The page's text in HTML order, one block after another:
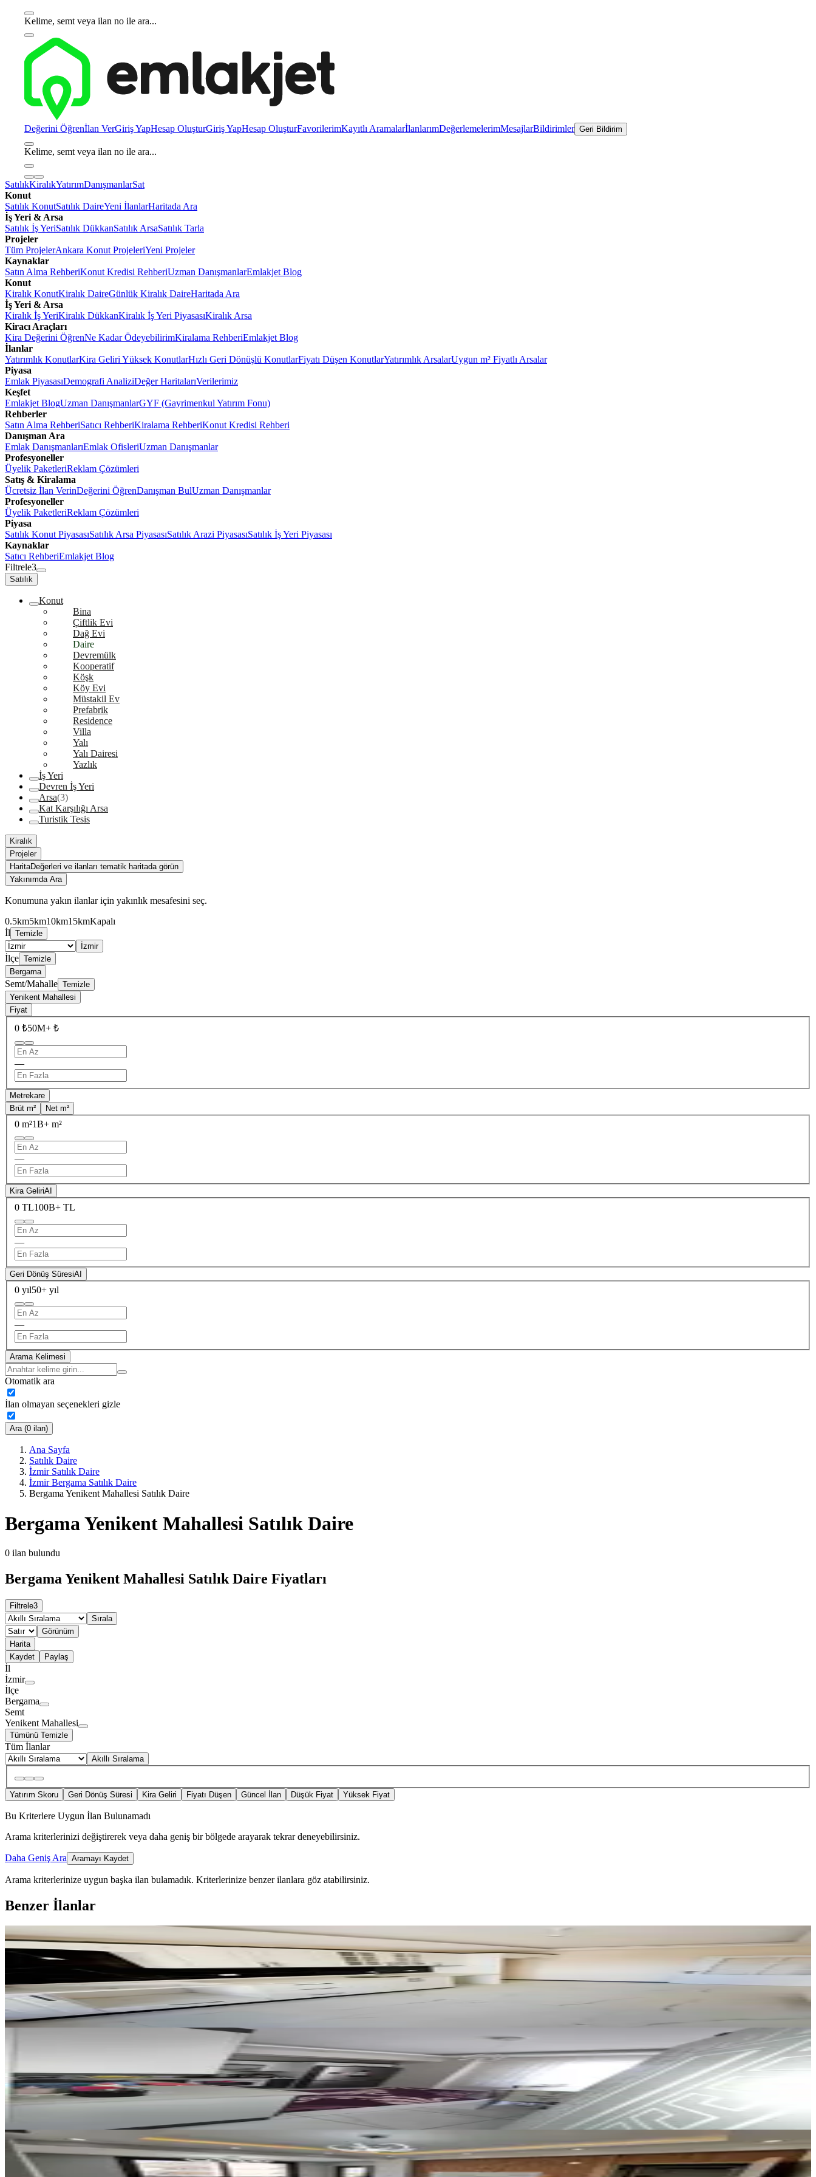
Kelime, semt veya ilan no ile ara...
Değerini Öğrenİlan VerGiriş YapHesap OluşturGiriş YapHesap OluşturFavorilerimKayıtlı AramalarİlanlarımDeğerlemelerimMesajlarBildirimler Geri Bildirim
Kelime, semt veya ilan no ile ara...
SatılıkKiralıkYatırımDanışmanlarSat
Konut
Satılık KonutSatılık DaireYeni İlanlarHaritada Ara
İş Yeri & Arsa
Satılık İş YeriSatılık DükkanSatılık ArsaSatılık Tarla
Projeler
Tüm ProjelerAnkara Konut ProjeleriYeni Projeler
Kaynaklar
Satın Alma RehberiKonut Kredisi RehberiUzman DanışmanlarEmlakjet Blog
Konut
Kiralık KonutKiralık DaireGünlük Kiralık DaireHaritada Ara
İş Yeri & Arsa
Kiralık İş YeriKiralık DükkanKiralık İş Yeri PiyasasıKiralık Arsa
Kiracı Araçları
Kira Değerini ÖğrenNe Kadar ÖdeyebilirimKiralama RehberiEmlakjet Blog
İlanlar
Yatırımlık KonutlarKira Geliri Yüksek KonutlarHızlı Geri Dönüşlü KonutlarFiyatı Düşen KonutlarYatırımlık ArsalarUygun m² Fiyatlı Arsalar
Piyasa
Emlak PiyasasıDemografi AnaliziDeğer HaritalarıVerilerimiz
Keşfet
Emlakjet BlogUzman DanışmanlarGYF (Gayrimenkul Yatırım Fonu)
Rehberler
Satın Alma RehberiSatıcı RehberiKiralama RehberiKonut Kredisi Rehberi
Danışman Ara
Emlak DanışmanlarıEmlak OfisleriUzman Danışmanlar
Profesyoneller
Üyelik PaketleriReklam Çözümleri
Satış & Kiralama
Ücretsiz İlan VerinDeğerini ÖğrenDanışman BulUzman Danışmanlar
Profesyoneller
Üyelik PaketleriReklam Çözümleri
Piyasa
Satılık Konut PiyasasıSatılık Arsa PiyasasıSatılık Arazi PiyasasıSatılık İş Yeri Piyasası
Kaynaklar
Satıcı RehberiEmlakjet Blog
Filtrele3
Satılık
Konut
Bina
Çiftlik Evi
Dağ Evi
Daire
Devremülk
Kooperatif
Köşk
Köy Evi
Müstakil Ev
Prefabrik
Residence
Villa
Yalı
Yalı Dairesi
Yazlık
İş Yeri
Devren İş Yeri
Arsa(3)
Kat Karşılığı Arsa
Turistik Tesis
Kiralık
Projeler
HaritaDeğerleri ve ilanları tematik haritada görün
Yakınımda Ara
Konumuna yakın ilanlar için yakınlık mesafesini seç.
0.5km5km10km15kmKapalı
İl Temizle
İzmir
İlçe Temizle
Bergama
Semt/Mahalle Temizle
Yenikent Mahallesi
Fiyat
0 ₺50M+ ₺
—
Metrekare
Brüt m²
Net m²
0 m²1B+ m²
—
Kira GeliriAI
0 TL100B+ TL
—
Geri Dönüş SüresiAI
0 yıl50+ yıl
—
Arama Kelimesi
Otomatik ara
İlan olmayan seçenekleri gizle
Ara (0 ilan)
Ana Sayfa
Satılık Daire
İzmir Satılık Daire
İzmir Bergama Satılık Daire
Bergama Yenikent Mahallesi Satılık Daire
Bergama Yenikent Mahallesi Satılık Daire
0 ilan bulundu
Bergama Yenikent Mahallesi Satılık Daire Fiyatları
Filtrele3
Sırala
Görünüm
Harita
Kaydet
Paylaş
İl
İzmir
İlçe
Bergama
Semt
Yenikent Mahallesi
Tümünü Temizle
Tüm İlanlar
Akıllı Sıralama
Yatırım Skoru Geri Dönüş Süresi Kira Geliri Fiyatı Düşen Güncel İlan Düşük Fiyat Yüksek Fiyat
Bu Kriterlere Uygun İlan Bulunamadı
Arama kriterlerinizi değiştirerek veya daha geniş bir bölgede arayarak tekrar deneyebilirsiniz.
Daha Geniş Ara Aramayı Kaydet
Arama kriterlerinize uygun başka ilan bulamadık. Kriterlerinize benzer ilanlara göz atabilirsiniz.
Benzer İlanlar
ÖNE ÇIKAN
Mega Gayrimenkulden Fatih Mah Satılık 3+1 Sıfır Daire
Bergama, Fatih Mahallesi
3+1·130 m²·2. Kat·05.08.2026
5.250.000 ₺
Mega emlakMelis Budak
Ara
Mega Gayrimenkul'den Satılık Atatürk Ma Geniş Ve Ferah 2+1 Daire
2+1·100 m²· Yüksek giriş·22.07.2026
Mega emlakMelis Budak
YENİ
Satılık Ön Cephe Lüks Daire
Bergama, Atatürk Mahallesi Selinos Gayrimenkul Mustafa Çam